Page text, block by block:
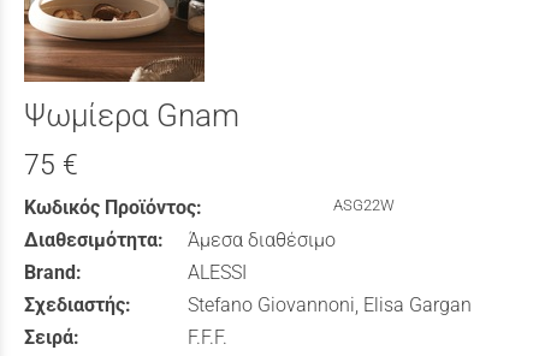
Ψωμίερα Gnam
75 €
Κωδικός Προϊόντος: ASG22W
Διαθεσιμότητα:
Άμεσα διαθέσιμο
Brand:
ALESSI
Σχεδιαστής:
Stefano Giovannoni, Elisa Gargan
Σειρά:
F.F.F.